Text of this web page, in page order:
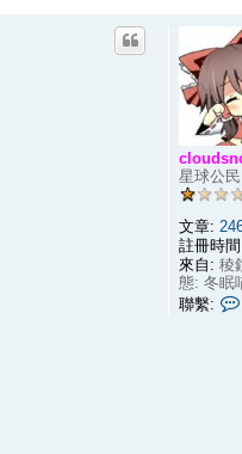
星球公民
文章:
註冊時
來自:
態: 冬眠
聯繫: